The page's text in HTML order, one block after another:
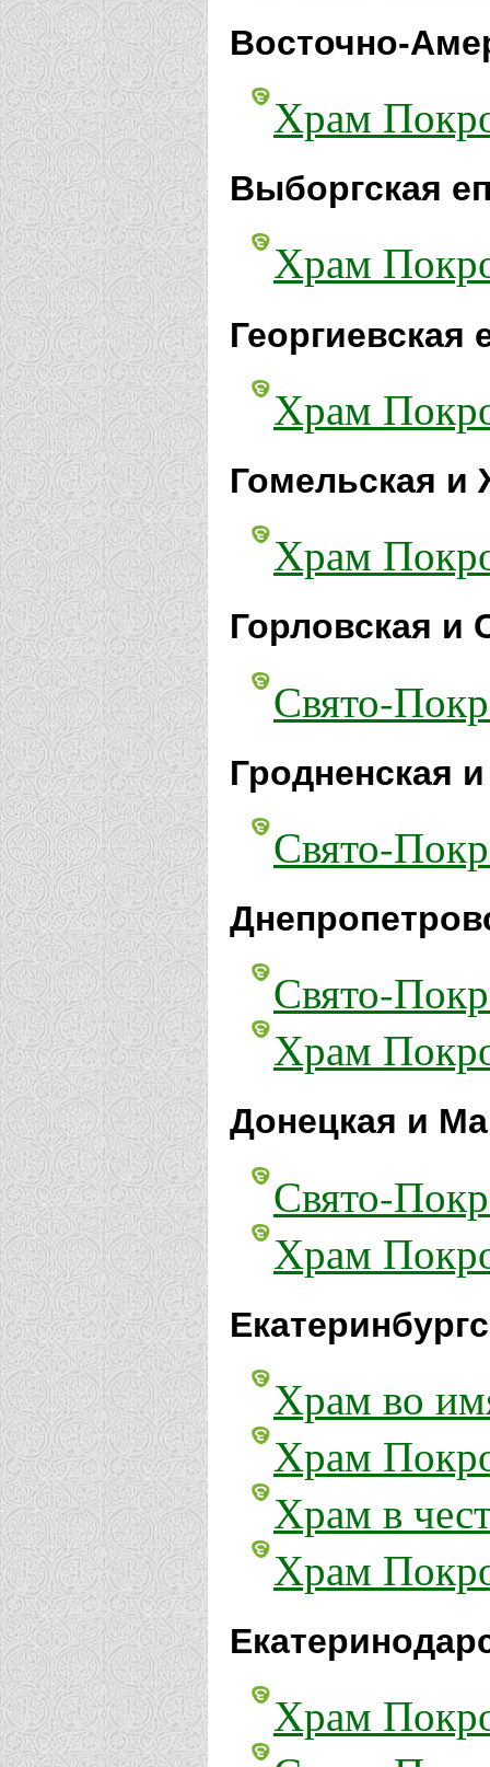
Восточно-
Храм
Выборгская
Храм
Георгиевская
Храм
Гомельская и
Храм
Горловская и
Свято-
Гродненская
Свято-
Свято-
Храм
Донецкая и
Свято-
Храм
Храм во
Храм
Храм в
Храм
Храм